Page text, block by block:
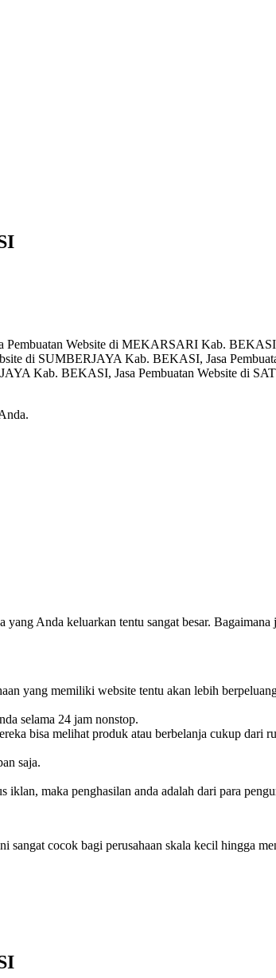
Website di MEKARSARI Kab.
di SUMBERJAYA Kab. BEKASI, Jasa
Kab. BEKASI, Jasa Pembuatan Website di
Anda keluarkan tentu sangat besar.
yang memiliki website tentu akan lebih
selama 24 jam nonstop.
bisa melihat produk atau berbelanja cukup dari
saja.
maka penghasilan anda adalah dari para
cocok bagi perusahaan skala kecil hingga